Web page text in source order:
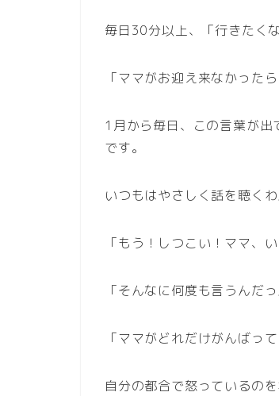
毎日30分以上、「行きたく
「ママがお迎え来なかった
1月から毎日、この言葉が
です。
いつもはやさしく話を聴く
「もう！しつこい！ママ、
「そんなに何度も言うんだ
「ママがどれだけがんばっ
自分の都合で怒っているの